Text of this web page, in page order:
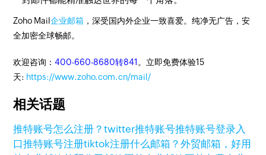
Zoho Mail企业邮箱 ，深受国内外企业一致喜爱。纯净无广告，安
全加密全球畅邮。
欢迎咨询：400-660-8680转841 。立即免费体验15
天: https://www.zoho.com.cn/mail/
相关话题
推特账号怎么注册？twitter推特账号推特账号登录入
口推特账号注册tiktok注册什么邮箱？外贸邮箱，好用